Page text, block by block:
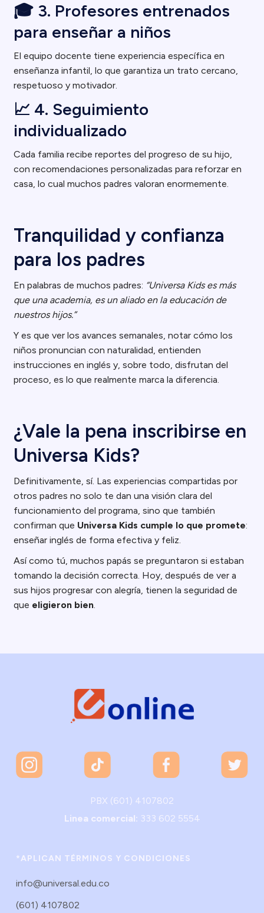
🎓 3. Profesores entrenados
para enseñar a niños
El equipo docente tiene experiencia específica en
enseñanza infantil, lo que garantiza un trato cercano,
respetuoso y motivador.
📈 4. Seguimiento
individualizado
Cada familia recibe reportes del progreso de su hijo,
con recomendaciones personalizadas para reforzar en
casa, lo cual muchos padres valoran enormemente.
Tranquilidad y confianza
para los padres
En palabras de muchos padres: “Universa Kids es más
que una academia, es un aliado en la educación de
nuestros hijos.”
Y es que ver los avances semanales, notar cómo los
niños pronuncian con naturalidad, entienden
instrucciones en inglés y, sobre todo, disfrutan del
proceso, es lo que realmente marca la diferencia.
¿Vale la pena inscribirse en
Universa Kids?
Definitivamente, sí. Las experiencias compartidas por
otros padres no solo te dan una visión clara del
funcionamiento del programa, sino que también
confirman que Universa Kids cumple lo que promete:
enseñar inglés de forma efectiva y feliz.
Así como tú, muchos papás se preguntaron si estaban
tomando la decisión correcta. Hoy, después de ver a
sus hijos progresar con alegría, tienen la seguridad de
que eligieron bien.
PBX (601) 4107802
Linea comercial: 333 602 5554
*APLICAN TÉRMINOS Y CONDICIONES
info@universal.edu.co
(601) 4107802